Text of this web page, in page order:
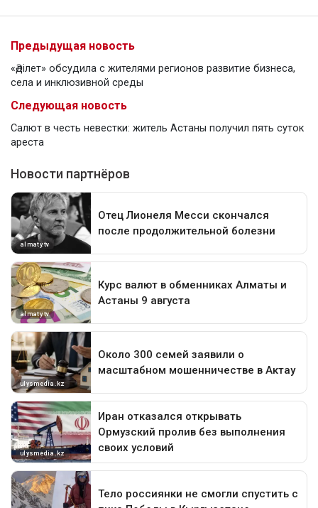
Предыдущая новость
«Әділет» обсудила с жителями регионов развитие бизнеса,
села и инклюзивной среды
Следующая новость
Салют в честь невестки: житель Астаны получил пять суток
ареста